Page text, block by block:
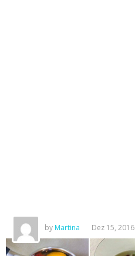
by Martina Dez 15, 2016